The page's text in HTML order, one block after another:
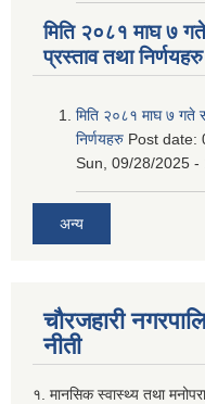
मिति २०८१ माघ ७
प्रस्ताव तथा निर्णयहरु
मिति २०८१ माघ ७ गते
निर्णयहरु Post date:
Sun, 09/28/2025 -
अन्य
चौरजहारी
नीती
१. मानसिक स्वास्थ्य तथा